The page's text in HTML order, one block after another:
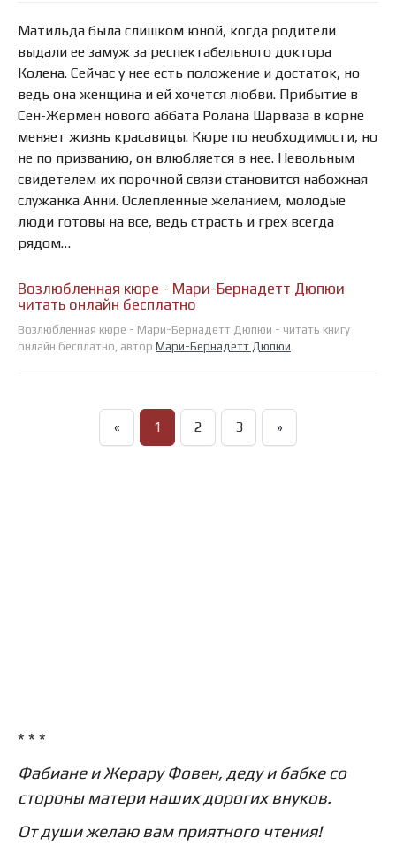
Матильда была слишком юной, когда родители
выдали ее замуж за респектабельного доктора
Колена. Сейчас у нее есть положение и достаток, но
ведь она женщина и ей хочется любви. Прибытие в
Сен-Жермен нового аббата Ролана Шарваза в корне
меняет жизнь красавицы. Кюре по необходимости, но
не по призванию, он влюбляется в нее. Невольным
свидетелем их порочной связи становится набожная
служанка Анни. Ослепленные желанием, молодые
люди готовы на все, ведь страсть и грех всегда
рядом…
Возлюбленная кюре - Мари-Бернадетт Дюпюи
читать онлайн бесплатно
Возлюбленная кюре - Мари-Бернадетт Дюпюи - читать книгу
онлайн бесплатно, автор Мари-Бернадетт Дюпюи
« 1 2 3 »
* * *
Фабиане и Жерару Фовен, деду и бабке со
стороны матери наших дорогих внуков.
От души желаю вам приятного чтения!